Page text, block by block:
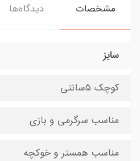
مشخصات دیدگاه‌ها
سایز
کوچک ۵سانتی
مناسب سرگرمی و بازی
مناسب همستر و خوکچه